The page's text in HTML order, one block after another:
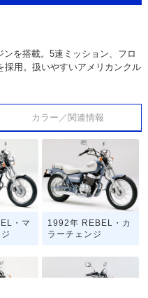
を搭載。5速ミッション、フロ
採用。扱いやすいアメリカンクル
カラー／関連情報
・マ
1992年 REBEL・カ
ラーチェンジ